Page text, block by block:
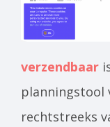
verzendbaar
planningstool
rechtstreeks